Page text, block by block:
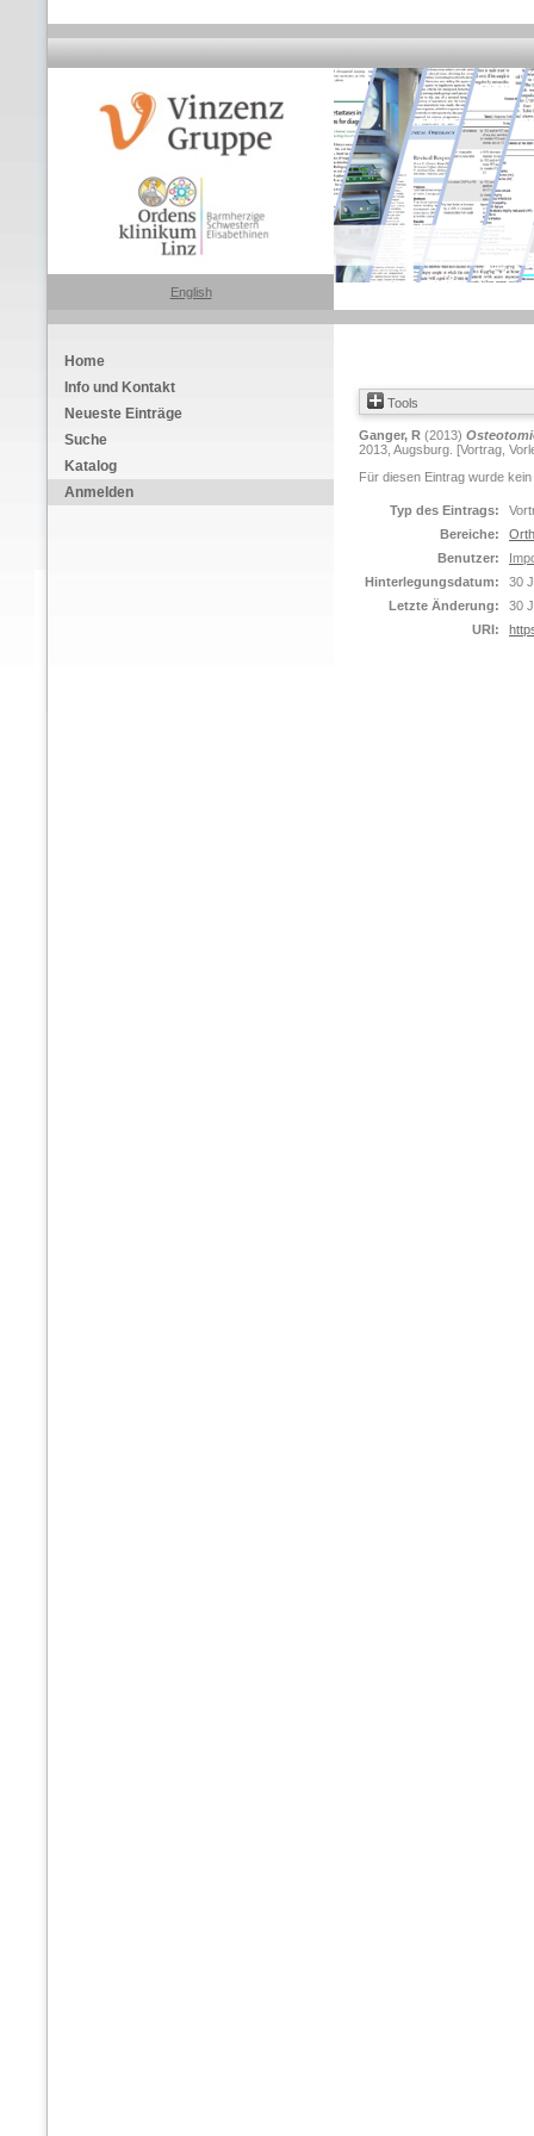
English
Home
Info und Kontakt
Neueste Einträge
Suche
Katalog
Anmelden
Tools
Ganger, R (2013)
2013, Augsburg. [Vortrag,
Für diesen Eintrag wurde
Typ des Eintrags:
Bereiche:
Benutzer:
Hinterlegungsdatum:
30
Letzte Änderung:
30
URI: